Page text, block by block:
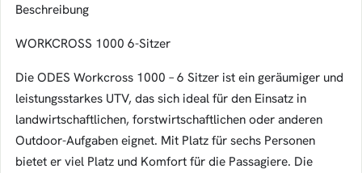
Beschreibung
WORKCROSS 1000 6-Sitzer
Die ODES Workcross 1000 – 6 Sitzer ist ein geräumiger und
leistungsstarkes UTV, das sich ideal für den Einsatz in
landwirtschaftlichen, forstwirtschaftlichen oder anderen
Outdoor-Aufgaben eignet. Mit Platz für sechs Personen
bietet er viel Platz und Komfort für die Passagiere. Die